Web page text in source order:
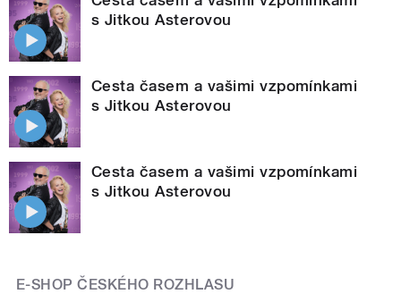
s Jitkou Asterovou
Cesta časem a vašimi vzpomínkami
s Jitkou Asterovou
Cesta časem a vašimi vzpomínkami
s Jitkou Asterovou
E-SHOP ČESKÉHO ROZHLASU